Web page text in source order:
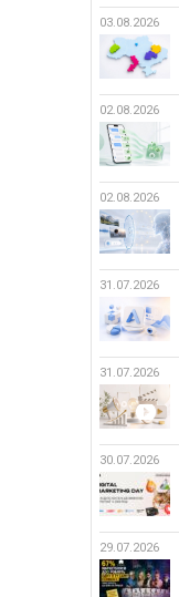
03.08.2026
02.08.2026
02.08.2026
31.07.2026
31.07.2026
30.07.2026
29.07.2026